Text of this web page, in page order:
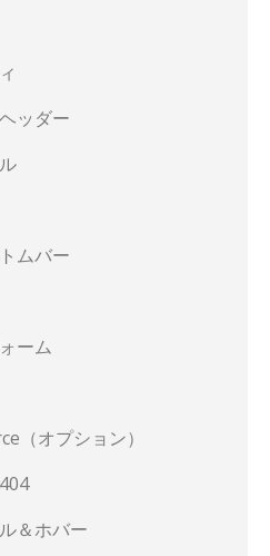
ッダー
ムバー
ーム
（オプション）
＆ホバー